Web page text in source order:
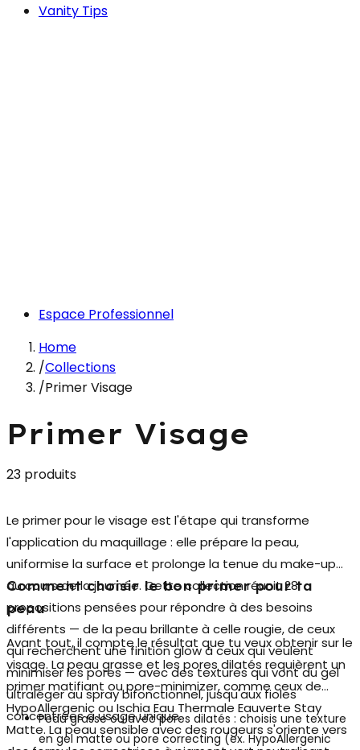
Vanity Tips
Espace Professionnel
Home
/Collections
/Primer Visage
Primer Visage
23 produits
Le primer pour le visage est l'étape qui transforme
l'application du maquillage : elle prépare la peau,
uniformise la surface et prolonge la tenue du make-up
au cours de la journée. Cette collection réunit 28
propositions pensées pour répondre à des besoins
différents — de la peau brillante à celle rougie, de ceux
qui recherchent une finition glow à ceux qui veulent
minimiser les pores — avec des textures qui vont du gel
ultraléger au spray bifonctionnel, jusqu'aux fioles
concentrées à usage unique.
Comment choisir le bon primer pour ta
peau
Avant tout, il compte le résultat que tu veux obtenir sur le
visage. La peau grasse et les pores dilatés requièrent un
primer matifiant ou pore-minimizer, comme ceux de
HypoAllergenic ou Ischia Eau Thermale Eauverte Stay
Matte. La peau sensible avec des rougeurs s'oriente vers
Peau grasse ou avec pores dilatés : choisis une texture
en gel matte ou pore correcting (ex. HypoAllergenic